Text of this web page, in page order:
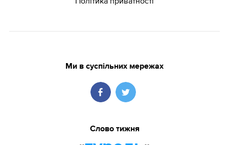
Ми в суспільних мережах
Слово тижня